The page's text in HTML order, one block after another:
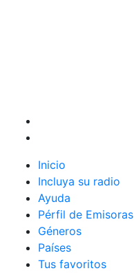
Inicio
Incluya su radio
Ayuda
Pérfil de Emisoras
Géneros
Países
Tus favoritos